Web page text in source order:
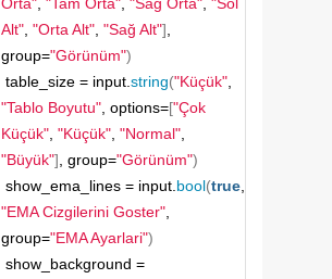
Orta", "Tam Orta", "Sağ Orta", "Sol
Alt", "Orta Alt", "Sağ Alt"],
group="Görünüm")
table_size = input.string("Küçük"
"Tablo Boyutu", options=["Çok
Küçük", "Küçük", "Normal"
"Büyük"], group="Görünüm")
show_ema_lines = input.bool(true
"EMA Cizgilerini Goster",
group="EMA Ayarlari")
show_background =